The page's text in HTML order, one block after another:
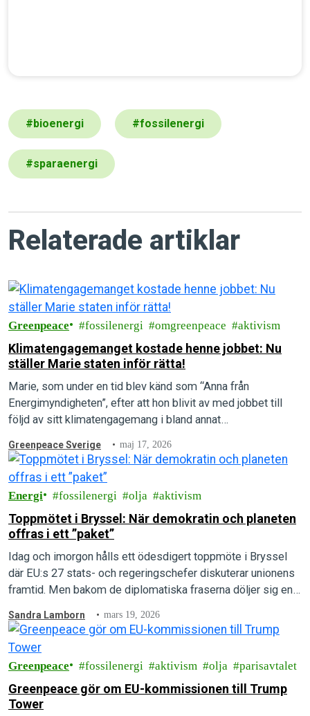
#bioenergi #fossilenergi
#sparaenergi
Relaterade artiklar
Greenpeace fossilenergi omgreenpeace aktivism
Klimatengagemanget kostade henne jobbet: Nu
ställer Marie staten inför rätta!
Marie, som under en tid blev känd som “Anna från
Energimyndigheten”, efter att hon blivit av med jobbet till
följd av sitt klimatengagemang i bland annat
Greenpeace Sverige maj 17, 2026
Energi fossilenergi olja aktivism
Toppmötet i Bryssel: När demokratin och planeten
offras i ett ”paket”
Idag och imorgon hålls ett ödesdigert toppmöte i Bryssel
där EU:s 27 stats- och regeringschefer diskuterar unionens
framtid. Men bakom de diplomatiska fraserna döljer sig en
Sandra Lamborn mars 19, 2026
Greenpeace fossilenergi aktivism olja parisavtalet
Greenpeace gör om EU-kommissionen till Trump
Tower